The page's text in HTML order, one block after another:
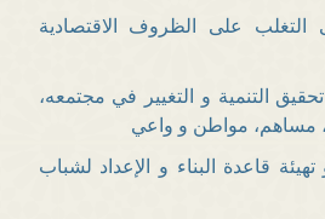
على الظروف الاقتصادية
التنمية و التغيير في مجتمعه،
مساهم، مواطن و واعي
قاعدة البناء و الإعداد لشباب